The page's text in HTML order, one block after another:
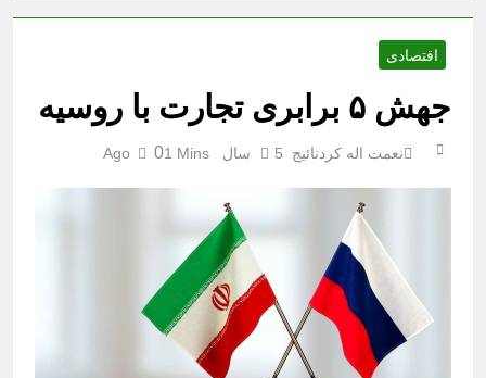
اقتصادی
جهش ۵ برابری تجارت با روسیه
نعمت اله کردنائیج 5 سال Ago 01 Mins